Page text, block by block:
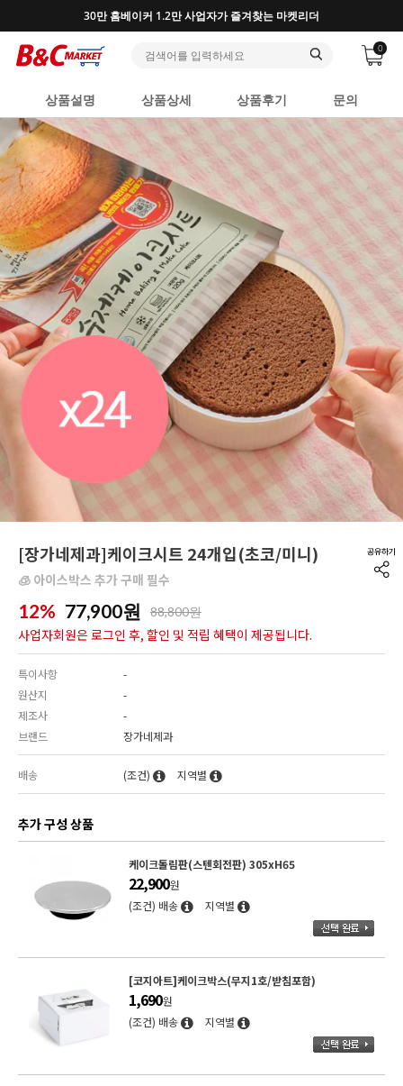
만 홈베이커 1.2만 사업자가 즐겨찾는 마켓리더
0
상품설명 상품상세 상품후기 문의
[장가네제과]케이크시트 24개입(초코/미니)
🧊 아이스박스 추가 구매 필수
12% 77,900원 88,800원
사업자회원은 로그인 후, 할인 및 적립 혜택이 제공됩니다.
특이사항
-
원산지
-
제조사
-
브랜드
장가네제과
배송 (조건) 지역별
추가 구성 상품
케이크돌림판(스텐회전판) 305xH65
22,900원
(조건) 배송
지역별
[코지아트]케이크박스(무지1호/받침포함)
1,690원
(조건) 배송
지역별